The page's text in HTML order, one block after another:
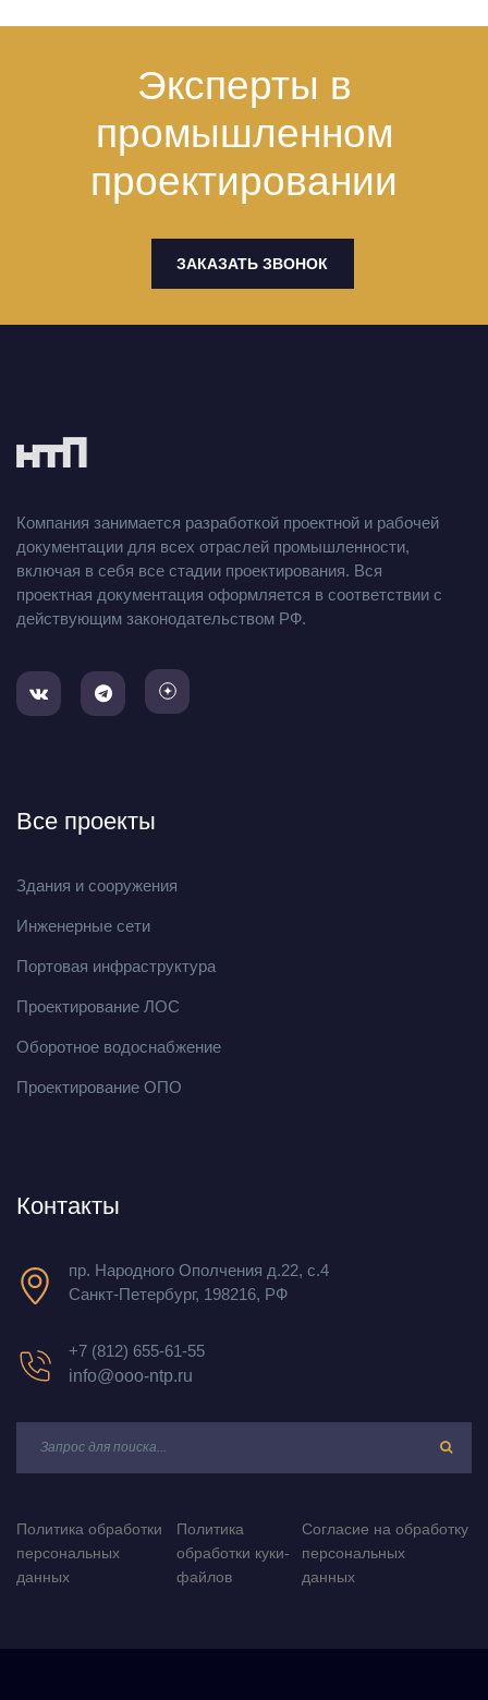
Эксперты в
промышленном
проектировании
ЗАКАЗАТЬ ЗВОНОК
Компания занимается разработкой проектной и рабочей
документации для всех отраслей промышленности,
включая в себя все стадии проектирования. Вся
проектная документация оформляется в соответствии с
действующим законодательством РФ.
Все проекты
Здания и сооружения
Инженерные сети
Портовая инфраструктура
Проектирование ЛОС
Оборотное водоснабжение
Проектирование ОПО
Контакты
пр. Народного Ополчения д.22, с.4
Санкт-Петербург, 198216, РФ
+7 (812) 655-61-55
info@ooo-ntp.ru
Политика обработки
персональных
данных
Политика
обработки куки-
файлов
Согласие на обработку
персональных
данных